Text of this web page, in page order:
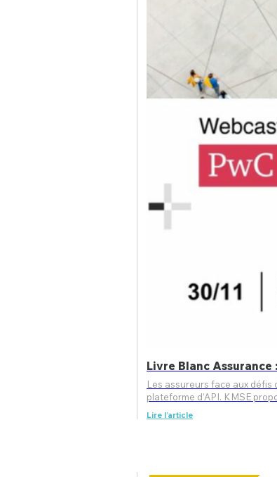
Livre Blanc
Les assureurs face aux défis de l'implémentation Une collaboration fructueuse de
plateforme d’API.
Lire l’article